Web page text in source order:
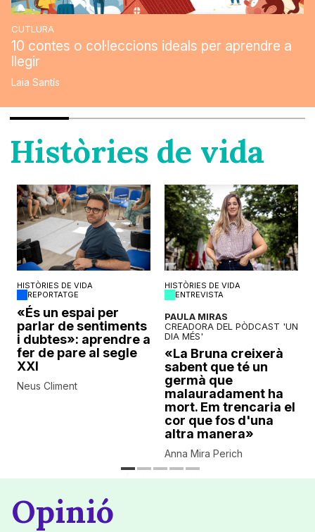
CUTLURA
10 contes o col·leccions ideals per aprendre a
llegir
Laia Santís
Històries de vida
HISTÒRIES DE VIDA
REPORTATGE
«És un espai per
parlar de sentiments
i dubtes»: aprendre a
fer de pare al segle
XXI
Neus Climent
HISTÒRIES DE VIDA
ENTREVISTA
PAULA MIRAS
CREADORA DEL PÒDCAST 'UN
DIA MÉS'
«La Bruna creixerà
sabent que té un
germà que
malauradament ha
mort. Em trencaria el
cor que fos d'una
altra manera»
Anna Mira Perich
Opinió